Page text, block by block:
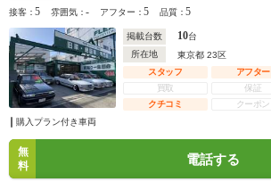
接客：5 雰囲気：- アフター：5 品質：5
掲載台数 10台
所在地
東京都 23区
スタッフ
アフター
買取
保証
クチコミ
クーポン
購入プラン付き車両
無
料
電話する